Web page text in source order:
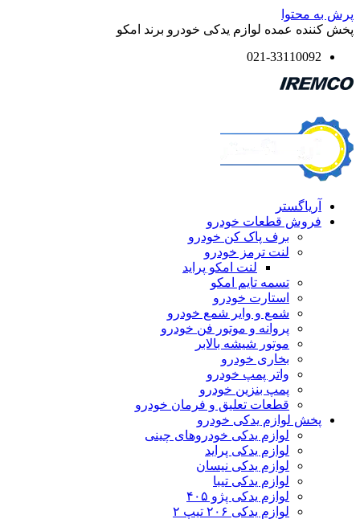
پرش به محتوا
پخش کننده عمده لوازم یدکی خودرو برند امکو
021-33110092
آریاگستر
فروش قطعات خودرو
برف پاک کن خودرو
لنت ترمز خودرو
لنت امکو پراید
تسمه تایم امکو
استارت خودرو
شمع و وایر شمع خودرو
پروانه و موتور فن خودرو
موتور شیشه بالابر
بخاری خودرو
واتر پمپ خودرو
پمپ بنزین خودرو
قطعات تعلیق و فرمان خودرو
پخش لوازم یدکی خودرو
لوازم یدکی خودروهای چینی
لوازم یدکی پراید
لوازم یدکی نیسان
لوازم یدکی تیبا
لوازم یدکی پژو ۴۰۵
لوازم یدکی ۲۰۶ تیپ ۲